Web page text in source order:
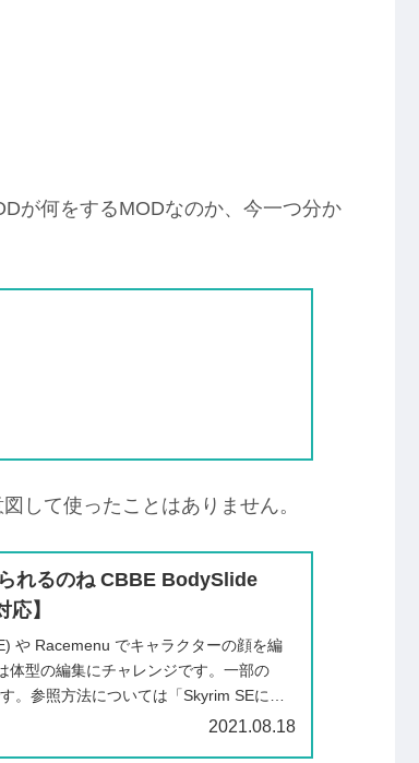
が何をするMODなのか、今一つ分か
して使ったことはありません。
れるのね CBBE BodySlide
】
や Racemenu でキャラクターの顔を編
体型の編集にチャレンジです。一部の
。参照方法については「Skyrim SEに美
2021.08.18